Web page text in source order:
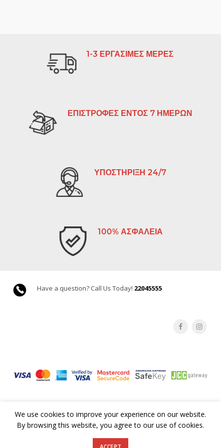
1-3 ΕΡΓΑΣΙΜΕΣ ΜΕΡΕΣ
ΕΠΙΣΤΡΟΦΕΣ ΕΝΤΟΣ 7 ΗΜΕΡΩΝ
ΥΠΟΣΤΗΡΙΞΗ 24/7
100% ΑΣΦΑΛΕΙΑ
Have a question? Call Us Today! 22045555
We use cookies to improve your experience on our website.
By browsing this website, you agree to our use of cookies.